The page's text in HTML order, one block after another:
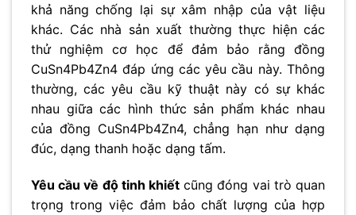
khả năng chống lại sự xâm nhập của vật liệu
khác. Các nhà sản xuất thường thực hiện các
thử nghiệm cơ học để đảm bảo rằng đồng
CuSn4Pb4Zn4 đáp ứng các yêu cầu này. Thông
thường, các yêu cầu kỹ thuật này có sự khác
nhau giữa các hình thức sản phẩm khác nhau
của đồng CuSn4Pb4Zn4, chẳng hạn như dạng
đúc, dạng thanh hoặc dạng tấm.
Yêu cầu về độ tinh khiết cũng đóng vai trò quan
trọng trong việc đảm bảo chất lượng của hợp